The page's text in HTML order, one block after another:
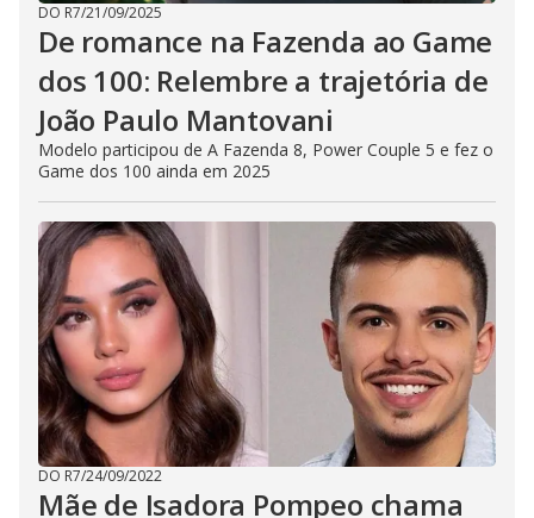
DO R7/21/09/2025
De romance na Fazenda ao Game
dos 100: Relembre a trajetória de
João Paulo Mantovani
Modelo participou de A Fazenda 8, Power Couple 5 e fez o
Game dos 100 ainda em 2025
DO R7/24/09/2022
Mãe de Isadora Pompeo chama